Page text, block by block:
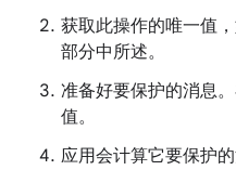
获取此操作的唯一值
部分中所述。
准备好要保护的消息
值。
应用会计算它要保护